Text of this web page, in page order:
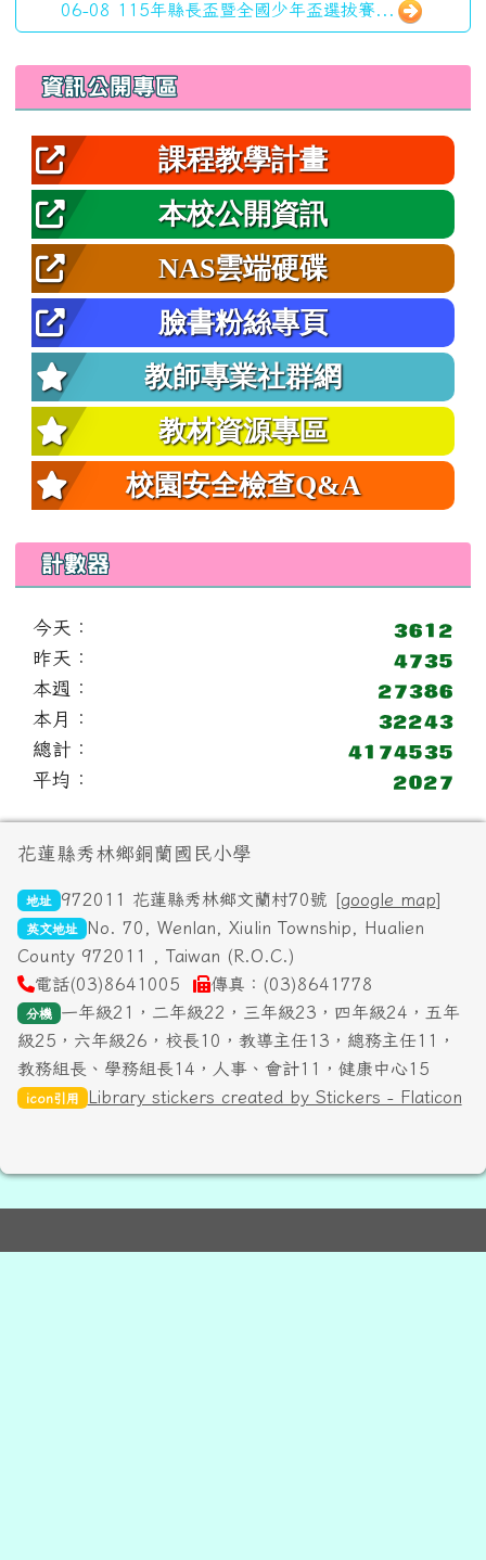
06-08 115年縣長盃暨全國少年盃選拔賽...
左邊區域內容
資訊公開專區
課程教學計畫
本校公開資訊
NAS雲端硬碟
臉書粉絲專頁
教師專業社群網
教材資源專區
校園安全檢查Q&A
計數器
今天：
昨天：
本週：
本月：
總計：
平均：
頁尾區域內容
花蓮縣秀林鄉銅蘭國民小學
地址 972011 花蓮縣秀林鄉文蘭村70號 [google map]
英文地址
No. 70, Wenlan, Xiulin Township, Hualien
County 972011 , Taiwan (R.O.C.)
電話(03)8641005
傳真：(03)8641778
分機
一年級21，二年級22，三年級23，四年級24，五年
級25，六年級26，校長10，教導主任13，總務主任11，
教務組長、學務組長14，人事、會計11，健康中心15
icon引用 Library stickers created by Stickers - Flaticon